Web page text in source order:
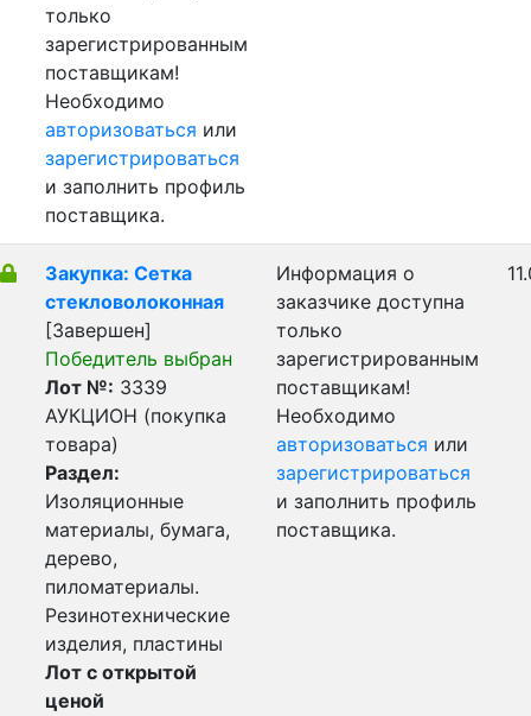
только
зарегистрированным
поставщикам!
Необходимо
авторизоваться или
зарегистрироваться
и заполнить профиль
поставщика.
Закупка: Сетка
стекловолоконная
[Завершен]
Победитель выбран
Лот №: 3339
АУКЦИОН (покупка
товара)
Раздел:
Изоляционные
материалы, бумага,
дерево,
пиломатериалы.
Резинотехнические
изделия, пластины
Лот с открытой
ценой
Информация о
заказчике доступна
только
зарегистрированным
поставщикам!
Необходимо
авторизоваться или
зарегистрироваться
и заполнить профиль
поставщика.